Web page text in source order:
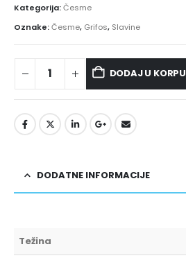
Kategorija:Česme
Oznake:Česme, Grifos, Slavine
DODAJ U KORPU
DODATNE INFORMACIJE
Težina